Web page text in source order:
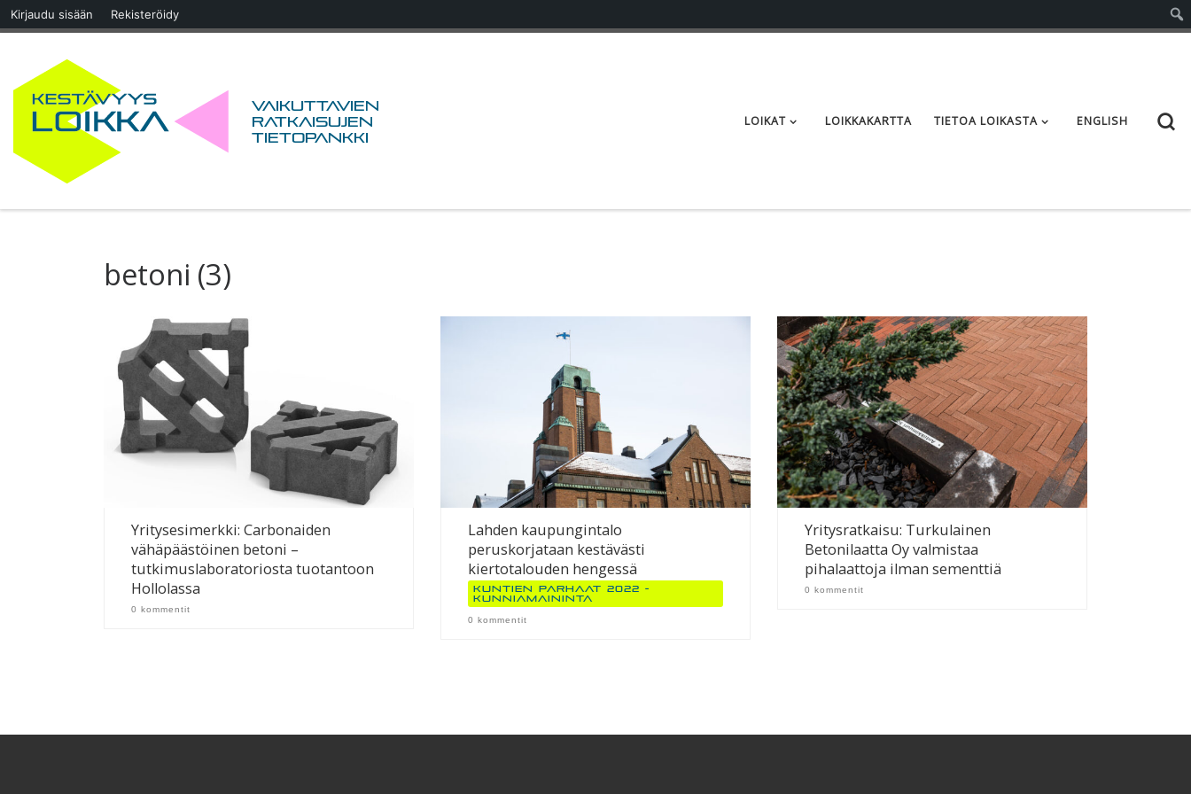
Kirjaudu sisään Rekisteröidy
Skip to content
Vaikuttavien
ratkaisujen
tietopankki
LOIKAT LOIKKAKARTTA TIETOA LOIKASTA ENGLISH
betoni (3)
Yritysesimerkki: Carbonaiden
vähäpäästöinen betoni –
tutkimuslaboratoriosta tuotantoon
Hollolassa
0 kommentit
Lahden kaupungintalo
peruskorjataan kestävästi
kiertotalouden hengessä
Kuntien parhaat 2022 -
kunniamaininta
0 kommentit
Yritysratkaisu: Turkulainen
Betonilaatta Oy valmistaa
pihalaattoja ilman sementtiä
0 kommentit